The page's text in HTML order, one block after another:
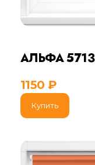
АЛЬФА 5713
1150 ₽
Купить